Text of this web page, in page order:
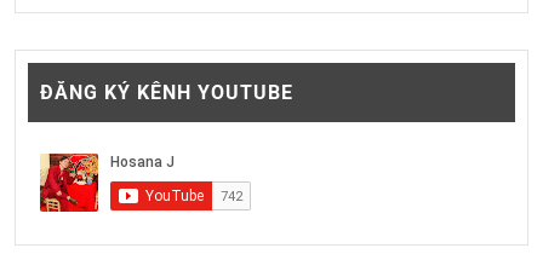
ĐĂNG KÝ KÊNH YOUTUBE